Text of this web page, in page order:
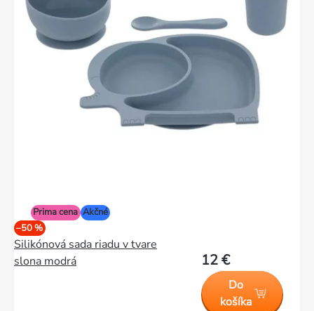
Prima cena Akčné
–50 %
Silikónová sada riadu v tvare
slona modrá
12 €
Do
košíka